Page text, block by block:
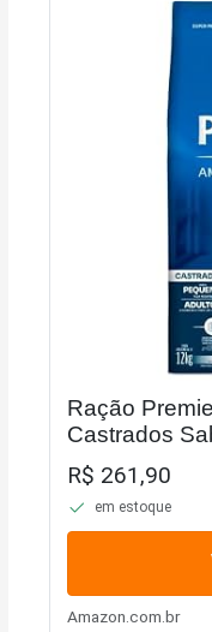
Ração
Castrados
12kg
R$ 261,90
em estoque
Amazon.com.br